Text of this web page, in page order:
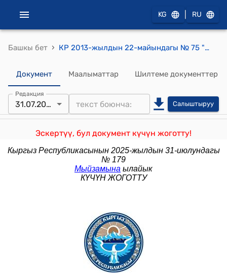
KG RU
Башкы бет › КР 2013-жылдын 22-майындагы № 75 "Электр жана почта байланышы жөнүндө" Кыргыз Республикасынын Мыйзамына өзгөртүү жана толуктоо киргизүү тууралуу" Мыйзамы
Документ Маалыматтар Шилтеме документтер
Редакция
31.07.2025 Салыштыруу
Эскертүү, бул документ күчүн жоготту!